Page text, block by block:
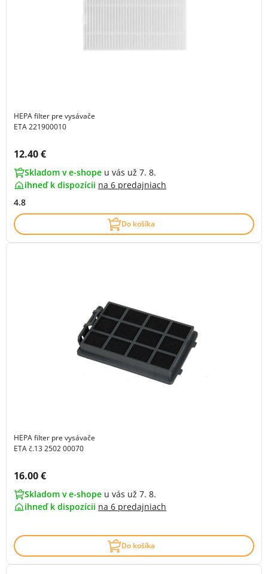
HEPA filter pre vysávače
ETA 221900010
Cena s DPH:
12.40 €
Skladom v e-shope u vás už 7. 8.
ihneď k dispozícii na 6 predajniach
4.8
Do košíka
HEPA filter pre vysávače
ETA č.13 2502 00070
Cena s DPH:
16.00 €
Skladom v e-shope u vás už 7. 8.
ihneď k dispozícii na 6 predajniach
Do košíka